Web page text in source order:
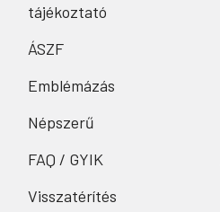
tájékoztató
ÁSZF
Emblémázás
Népszerű
FAQ / GYIK
Visszatérítés